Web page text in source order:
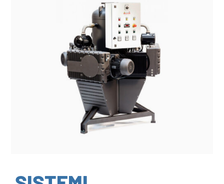
SISTEMI